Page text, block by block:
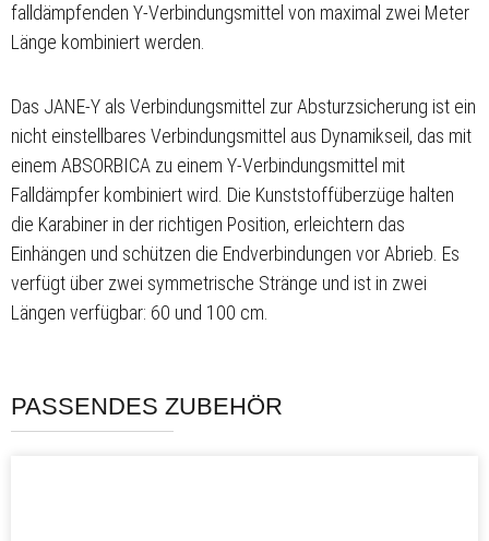
falldämpfenden Y-Verbindungsmittel von maximal zwei Meter
Länge kombiniert werden.
Das JANE-Y als Verbindungsmittel zur Absturzsicherung ist ein
nicht einstellbares Verbindungsmittel aus Dynamikseil, das mit
einem ABSORBICA zu einem Y-Verbindungsmittel mit
Falldämpfer kombiniert wird. Die Kunststoffüberzüge halten
die Karabiner in der richtigen Position, erleichtern das
Einhängen und schützen die Endverbindungen vor Abrieb. Es
verfügt über zwei symmetrische Stränge und ist in zwei
Längen verfügbar: 60 und 100 cm.
PASSENDES ZUBEHÖR